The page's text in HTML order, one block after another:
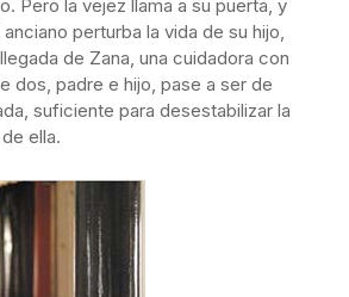
Pero la vejez llama a su puerta, y
perturba la vida de su hijo,
de Zana, una cuidadora con
dos, padre e hijo, pase a ser de
suficiente para desestabilizar la
ella.